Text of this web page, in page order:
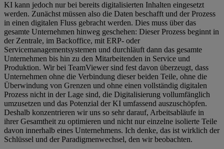
KI kann jedoch nur bei bereits digitalisierten Inhalten eingesetzt
werden. Zunächst müssen also die Daten beschafft und der Prozess
in einen digitalen Fluss gebracht werden. Dies muss über das
gesamte Unternehmen hinweg geschehen: Dieser Prozess beginnt in
der Zentrale, im Backoffice, mit ERP- oder
Servicemanagementsystemen und durchläuft dann das gesamte
Unternehmen bis hin zu den Mitarbeitenden in Service und
Produktion. Wir bei TeamViewer sind fest davon überzeugt, dass
Unternehmen ohne die Verbindung dieser beiden Teile, ohne die
Überwindung von Grenzen und ohne einen vollständig digitalen
Prozess nicht in der Lage sind, die Digitalisierung vollumfänglich
umzusetzen und das Potenzial der KI umfassend auszuschöpfen.
Deshalb konzentrieren wir uns so sehr darauf, Arbeitsabläufe in
ihrer Gesamtheit zu optimieren und nicht nur einzelne isolierte Teile
davon innerhalb eines Unternehmens. Ich denke, das ist wirklich der
Schlüssel und der Paradigmenwechsel, den wir beobachten.